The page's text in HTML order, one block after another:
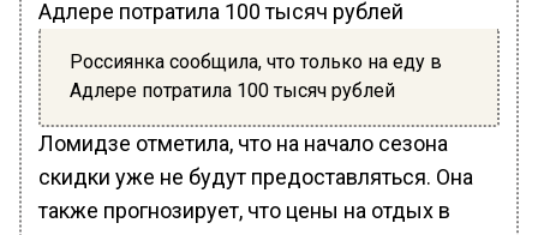
Россиянка сообщила, что только на еду в
Адлере потратила 100 тысяч рублей
Ломидзе отметила, что на начало сезона
скидки уже не будут предоставляться. Она
также прогнозирует, что цены на отдых в